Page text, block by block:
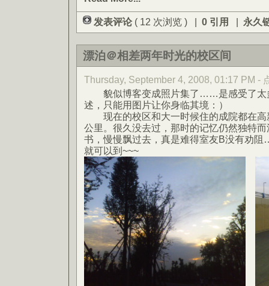
发表评论 ( 12 次浏览 ) | 0 引用 | 永久
漂泊＠相差两年时光的校区间
Thursday, September 4, 2008, 01:17 PM -
貌似博客变成照片集了……是感受了太
述，只能用图片让你身临其境：）
现在的校区和大一时候住的成院都在高
公里。很久没去过，那时的记忆仍然独特
书，慢慢飘过去，真是难得室友B没有劝
就可以到~~~